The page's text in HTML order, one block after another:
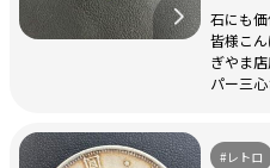
石にも価
皆様こ
ぎやま
パー三
#レトロ